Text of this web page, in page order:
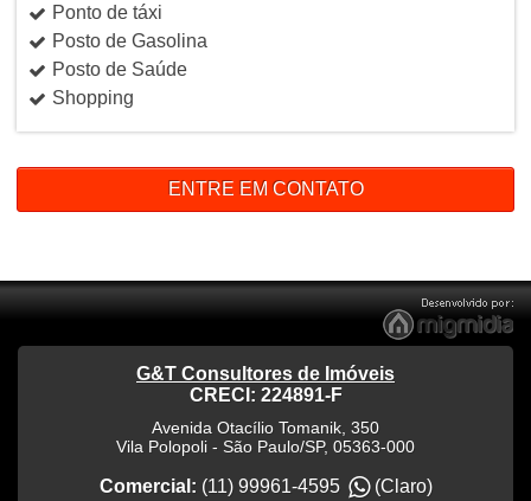
Ponto de táxi
Posto de Gasolina
Posto de Saúde
Shopping
ENTRE EM CONTATO
G&T Consultores de Imóveis
CRECI: 224891-F
Avenida Otacílio Tomanik, 350
Vila Polopoli - São Paulo/SP, 05363-000
Comercial: (11) 99961-4595 (Claro)